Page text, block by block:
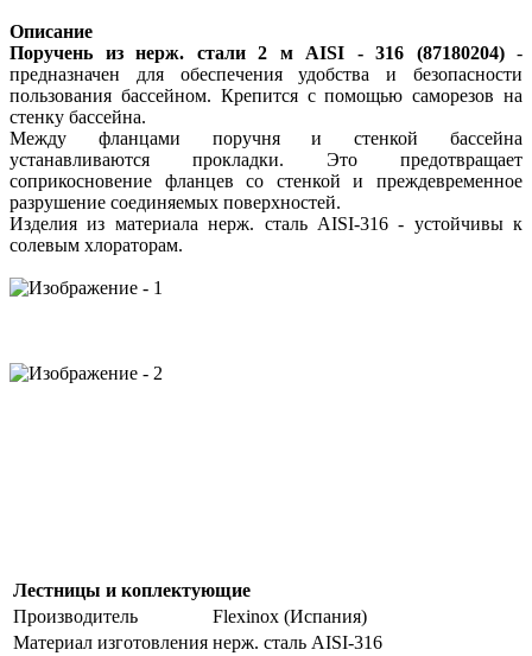
Описание
Поручень из нерж. стали 2 м AISI - 316 (87180204)-
предназначен для обеспечения удобства и безопасности
пользования бассейном. Крепится с помощью саморезов на
стенку бассейна.
Между фланцами поручня и стенкой бассейна
устанавливаются прокладки. Это предотвращает
соприкосновение фланцев со стенкой и преждевременное
разрушение соединяемых поверхностей.
Изделия из материала нерж. сталь AISI-316 - устойчивы к
солевым хлораторам.
Лестницы и коплектующие
Производитель
Flexinox (Испания)
Материал изготовления нерж. сталь AISI-316